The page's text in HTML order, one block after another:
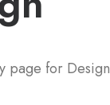
page for Design